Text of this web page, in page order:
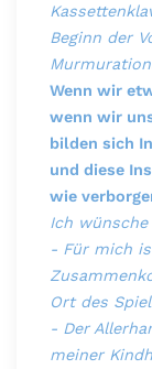
Beginn der
Wenn wir
wenn wir
bilden sich
und diese
wie
Ich
- Für mich
Ort des
- Der
meiner